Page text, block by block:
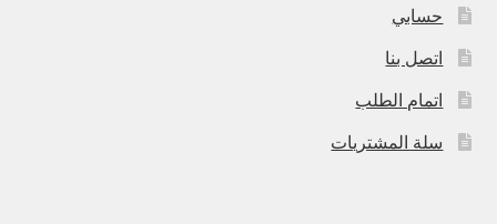
حسابي
اتصل بنا
اتمام الطلب
سلة المشتريات